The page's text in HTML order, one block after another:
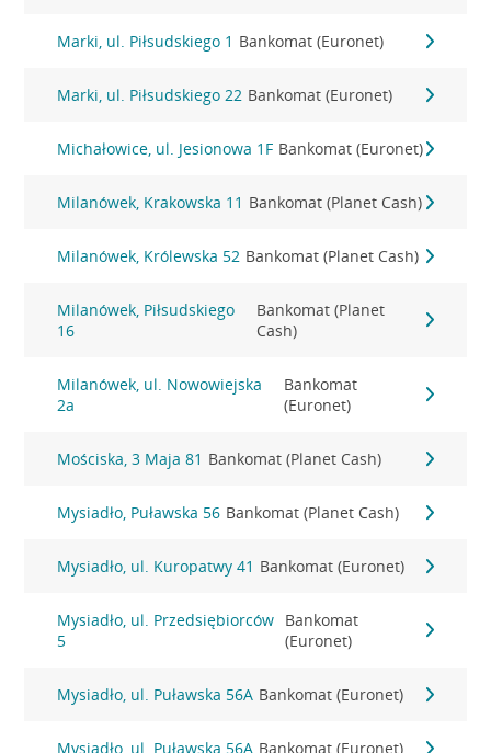
Marki, ul. Piłsudskiego 1 Bankomat (Euronet)
Marki, ul. Piłsudskiego 22 Bankomat (Euronet)
Michałowice, ul. Jesionowa 1F Bankomat (Euronet)
Milanówek, Krakowska 11 Bankomat (Planet Cash)
Milanówek, Królewska 52 Bankomat (Planet Cash)
Milanówek, Piłsudskiego
16
Bankomat (Planet
Cash)
Milanówek, ul. Nowowiejska
2a
Bankomat
(Euronet)
Mościska, 3 Maja 81 Bankomat (Planet Cash)
Mysiadło, Puławska 56 Bankomat (Planet Cash)
Mysiadło, ul. Kuropatwy 41 Bankomat (Euronet)
Mysiadło, ul. Przedsiębiorców
5
Bankomat
(Euronet)
Mysiadło, ul. Puławska 56A Bankomat (Euronet)
Mysiadło, ul. Puławska 56A Bankomat (Euronet)